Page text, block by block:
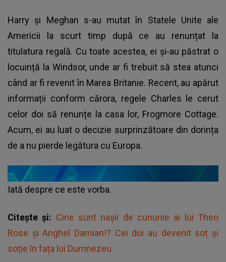
Harry și Meghan s-au mutat în Statele Unite ale
Americii la scurt timp după ce au renunțat la
titulatura regală. Cu toate acestea, ei și-au păstrat o
locuință la Windsor, unde ar fi trebuit să stea atunci
când ar fi revenit în Marea Britanie. Recent, au apărut
informații conform cărora, regele Charles le cerut
celor doi să renunțe la casa lor, Frogmore Cottage.
Acum, ei au luat o decizie surprinzătoare din dorința
de a nu pierde legătura cu Europa.
Iată despre ce este vorba.
Citește și: Cine sunt nașii de cununie ai lui Theo
Rose și Anghel Damian!? Cei doi au devenit soț și
soție în fața lui Dumnezeu